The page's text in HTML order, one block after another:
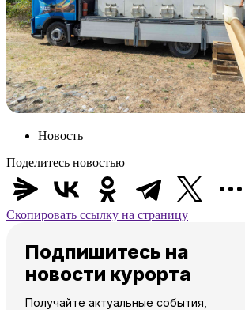
Новость
Поделитесь новостью
Скопировать ссылку на страницу
Подпишитесь на
новости курорта
Получайте актуальные события,